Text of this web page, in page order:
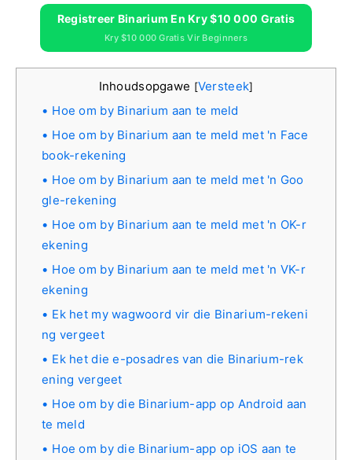
Registreer Binarium En Kry $10 000 Gratis
Kry $10 000 Gratis Vir Beginners
Inhoudsopgawe [Versteek]
Hoe om by Binarium aan te meld
Hoe om by Binarium aan te meld met 'n Face
book-rekening
Hoe om by Binarium aan te meld met 'n Goo
gle-rekening
Hoe om by Binarium aan te meld met 'n OK-r
ekening
Hoe om by Binarium aan te meld met 'n VK-r
ekening
Ek het my wagwoord vir die Binarium-rekeni
ng vergeet
Ek het die e-posadres van die Binarium-rek
ening vergeet
Hoe om by die Binarium-app op Android aan
te meld
Hoe om by die Binarium-app op iOS aan te